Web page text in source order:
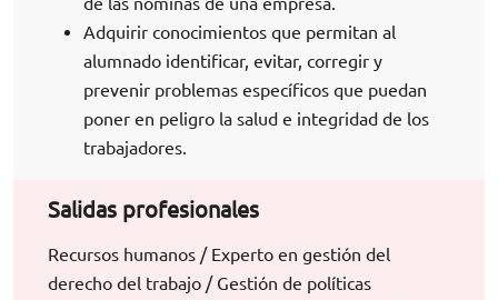
Adquirir conocimientos que permitan al
alumnado identificar, evitar, corregir y
prevenir problemas específicos que puedan
poner en peligro la salud e integridad de los
trabajadores.
Salidas profesionales
Recursos humanos / Experto en gestión del
derecho del trabajo / Gestión de políticas